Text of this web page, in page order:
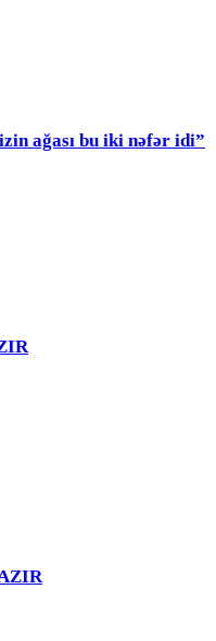
ağası bu iki nəfər idi”